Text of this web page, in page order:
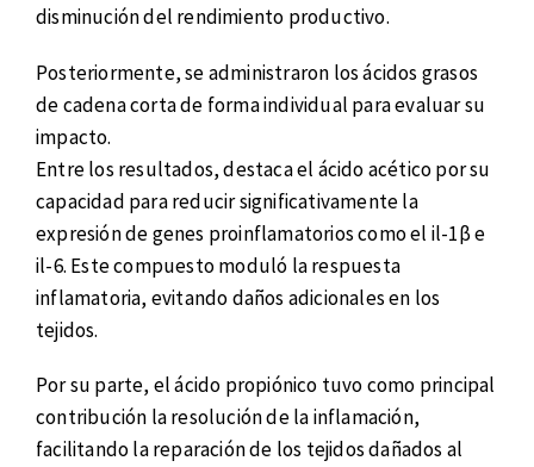
disminución del rendimiento productivo.
Posteriormente, se administraron los ácidos grasos
de cadena corta de forma individual para evaluar su
impacto.
Entre los resultados, destaca el ácido acético por su
capacidad para reducir significativamente la
expresión de genes proinflamatorios como el il-1β e
il-6. Este compuesto moduló la respuesta
inflamatoria, evitando daños adicionales en los
tejidos.
Por su parte, el ácido propiónico tuvo como principal
contribución la resolución de la inflamación,
facilitando la reparación de los tejidos dañados al